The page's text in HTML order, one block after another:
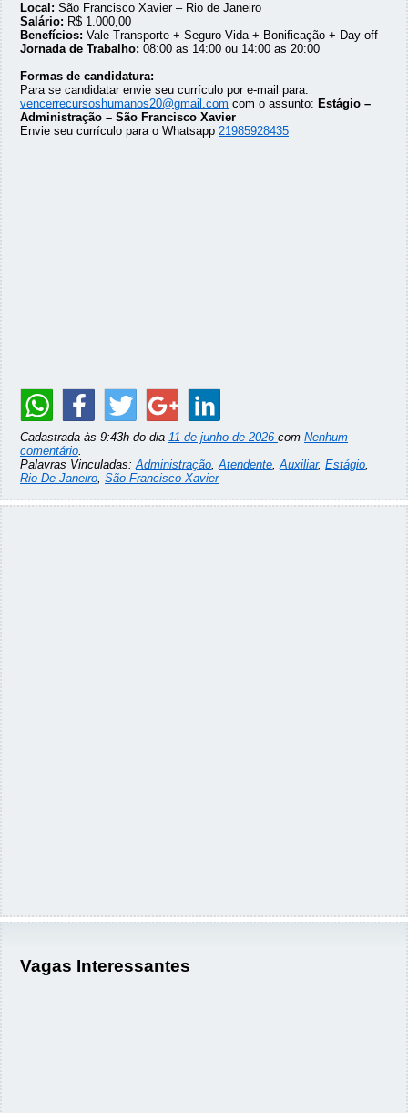
Local: São Francisco Xavier – Rio de Janeiro
Salário: R$ 1.000,00
Benefícios: Vale Transporte + Seguro Vida + Bonificação + Day off
Jornada de Trabalho: 08:00 as 14:00 ou 14:00 as 20:00
Formas de candidatura:
Para se candidatar envie seu currículo por e-mail para:
vencerrecursoshumanos20@gmail.com com o assunto: Estágio –
Administração – São Francisco Xavier
Envie seu currículo para o Whatsapp 21985928435
Cadastrada às 9:43h do dia 11 de junho de 2026 com Nenhum
comentário.
Palavras Vinculadas:Administração,Atendente,Auxiliar, Estágio,
Rio De Janeiro, São Francisco Xavier
Vagas Interessantes